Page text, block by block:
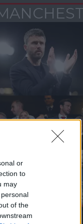
or
to
may
of the